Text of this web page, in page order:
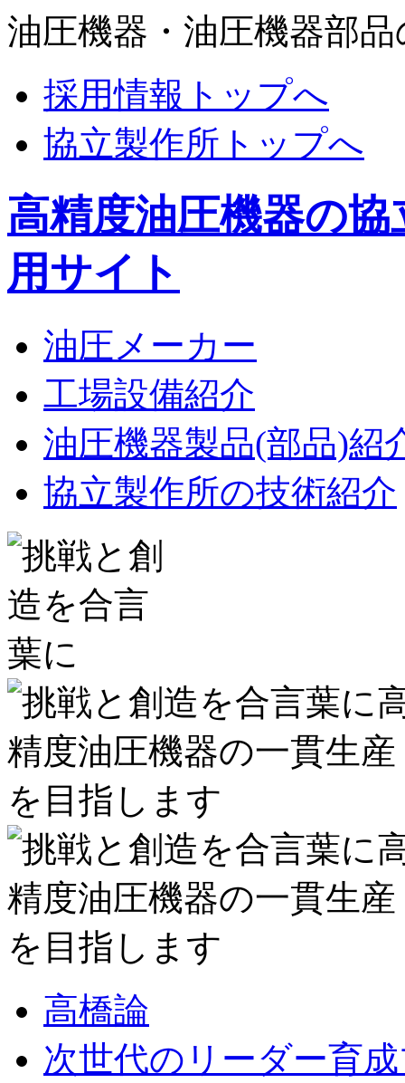
油圧機器・油圧機器部
採用情報トップへ
協立製作所トップへ
高精度油圧機器の
用サイト
油圧メーカー
工場設備紹介
油圧機器製品(部品)紹
協立製作所の技術紹介
高橋論
次世代のリーダー育